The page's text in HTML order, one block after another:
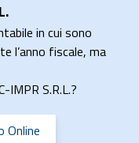
in cui sono
l’anno fiscale, ma
IMPR S.R.L.?
Online